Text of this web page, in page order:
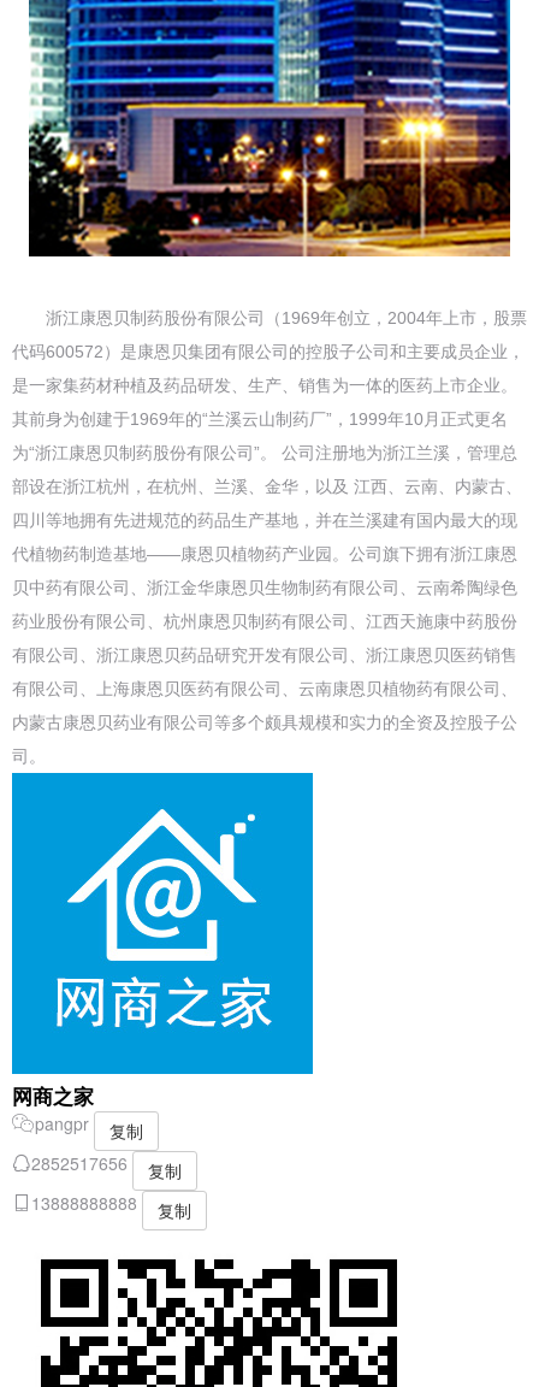
浙江康恩贝制药股份有限公司（1969年创立，2004年上市，股票
代码600572）是康恩贝集团有限公司的控股子公司和主要成员企业，
是一家集药材种植及药品研发、生产、销售为一体的医药上市企业。
其前身为创建于1969年的“兰溪云山制药厂”，1999年10月正式更名
为“浙江康恩贝制药股份有限公司”。 公司注册地为浙江兰溪，管理总
部设在浙江杭州，在杭州、兰溪、金华，以及 江西、云南、内蒙古、
四川等地拥有先进规范的药品生产基地，并在兰溪建有国内最大的现
代植物药制造基地——康恩贝植物药产业园。公司旗下拥有浙江康恩
贝中药有限公司、浙江金华康恩贝生物制药有限公司、云南希陶绿色
药业股份有限公司、杭州康恩贝制药有限公司、江西天施康中药股份
有限公司、浙江康恩贝药品研究开发有限公司、浙江康恩贝医药销售
有限公司、上海康恩贝医药有限公司、云南康恩贝植物药有限公司、
内蒙古康恩贝药业有限公司等多个颇具规模和实力的全资及控股子公
司。
网商之家
pangpr
复制
2852517656
复制
13888888888
复制